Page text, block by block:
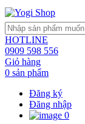
HOTLINE
0909 598 556
Giỏ hàng
0 sản phẩm
Đăng ký
Đăng nhập
0